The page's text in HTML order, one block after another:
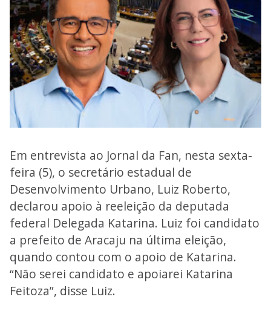
Em entrevista ao Jornal da Fan, nesta sexta-
feira (5), o secretário estadual de
Desenvolvimento Urbano, Luiz Roberto,
declarou apoio à reeleição da deputada
federal Delegada Katarina. Luiz foi candidato
a prefeito de Aracaju na última eleição,
quando contou com o apoio de Katarina.
“Não serei candidato e apoiarei Katarina
Feitoza”, disse Luiz.